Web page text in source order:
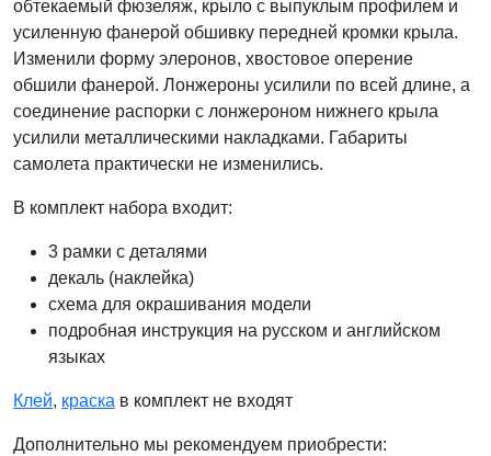
обтекаемый фюзеляж, крыло с выпуклым профилем и
усиленную фанерой обшивку передней кромки крыла.
Изменили форму элеронов, хвостовое оперение
обшили фанерой. Лонжероны усилили по всей длине, а
соединение распорки с лонжероном нижнего крыла
усилили металлическими накладками. Габариты
самолета практически не изменились.
В комплект набора входит:
3 рамки с деталями
декаль (наклейка)
схема для окрашивания модели
подробная инструкция на русском и английском
языках
Клей, краска в комплект не входят
Дополнительно мы рекомендуем приобрести: